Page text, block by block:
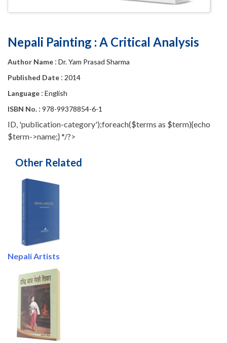
Nepali Painting : A Critical Analysis
Author Name : Dr. Yam Prasad Sharma
Published Date : 2014
Language : English
ISBN No. : 978-99378854-6-1
ID, 'publication-category');foreach($terms as $term){echo
$term->name;} */?>
Other Related
Nepali Artists